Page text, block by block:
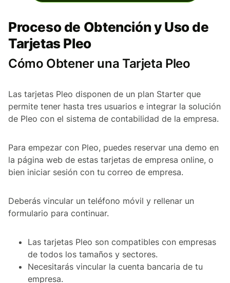
Proceso de Obtención y Uso de
Tarjetas Pleo
Cómo Obtener una Tarjeta Pleo
Las tarjetas Pleo disponen de un plan Starter que
permite tener hasta tres usuarios e integrar la solución
de Pleo con el sistema de contabilidad de la empresa.
Para empezar con Pleo, puedes reservar una demo en
la página web de estas tarjetas de empresa online, o
bien iniciar sesión con tu correo de empresa.
Deberás vincular un teléfono móvil y rellenar un
formulario para continuar.
Las tarjetas Pleo son compatibles con empresas
de todos los tamaños y sectores.
Necesitarás vincular la cuenta bancaria de tu
empresa.